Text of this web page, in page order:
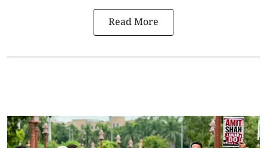
Read More